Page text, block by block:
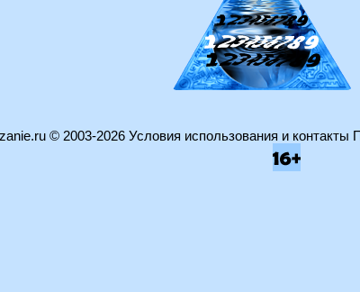
© 2003-2026 Условия использования и контакты